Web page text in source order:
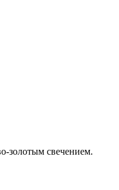
золотым свечением.